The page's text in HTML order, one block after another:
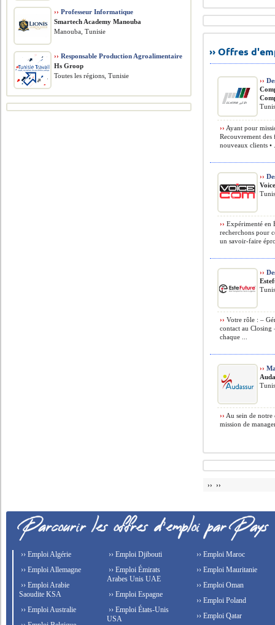
›› Offres
››
›› Ayant pour
Recouvrement des
nouveaux clients •
››
›› Expérimenté en
recherchons pour
un savoir-faire
››
›› Votre rôle : –
contact au Closing
chaque ...
››
›› Au sein de notre
mission de
›› ››
›› Professeur Informatique
Smartech Academy Manouba
Manouba, Tunisie
›› Responsable Production Agroalimentaire
Hs Groop
Toutes les régions, Tunisie
›› Emploi Algérie
›› Emploi Allemagne
›› Emploi Arabie
Saoudite KSA
›› Emploi Australie
›› Emploi Djibouti
›› Emploi Émirats
Arabes Unis UAE
›› Emploi Espagne
›› Emploi États-Unis
USA
›› Emploi Maroc
›› Emploi Mauritanie
›› Emploi Oman
›› Emploi Poland
›› Emploi Qatar